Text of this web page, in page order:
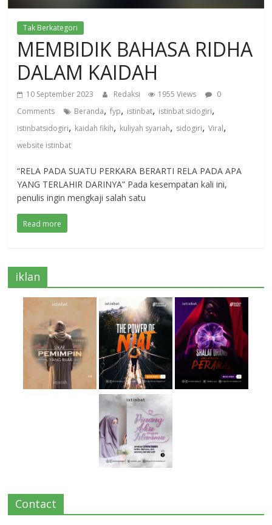
Tak Berkategori
MEMBIDIK BAHASA RIDHA
DALAM KAIDAH
10 September 2023 Redaksi 1955 Views
0
Comments
Beranda,fyp, istinbat, istinbat sidogiri,
istinbatsidogiri, kaidah fikih, kuliyah syariah, sidogiri,Viral,
website istinbat
“RELA PADA SUATU PERKARA BERARTI RELA PADA APA
YANG TERLAHIR DARINYA” Pada kesempatan kali ini,
penulis ingin mengkaji salah satu
Read more
iklan
Contact